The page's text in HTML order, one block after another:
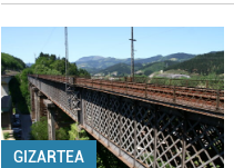
GIZARTEA